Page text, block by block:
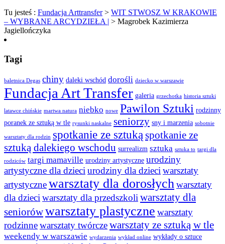
Tu jesteś : Fundacja Arttransfer> WIT STWOSZ W KRAKOWIE
– WYBRANE ARCYDZIEŁA | > Magrobek Kazimierza
Jagiellończyka
Tagi
baletnica Degas chiny daleki wschód dorośli dziecko w warszawie
Fundacja Art Transfer galeria grzechotka historia sztuki
latawce chińskie martwa natura niebko nowe Pawilon Sztuki rodzinny
poranek ze sztuką w tle rysunki naskalne seniorzy sny i marzenia sobotnie
warsztaty dla rodzin spotkanie ze sztukąspotkanie ze
sztuką dalekiego wschodu surrealizm sztuka sztuka to targi dla
rodziców targi mamaville urodziny artystyczne urodziny
artystyczne dla dzieciurodziny dla dzieciwarsztaty
artystycznewarsztaty dla dorosłychwarsztaty
dla dzieciwarsztaty dla przedszkoliwarsztaty dla
seniorówwarsztaty plastyczne warsztaty
rodzinnewarsztaty twórczewarsztaty ze sztuką w tle
weekendy w warszawie wydarzenia wykład online wykłady o sztuce